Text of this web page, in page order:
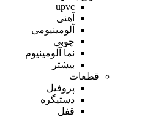
upvc
آهنی
آلومینیومی
چوبی
نما آلومینیوم
بیشتر
قطعات
پروفیل
دستیگره
قفل